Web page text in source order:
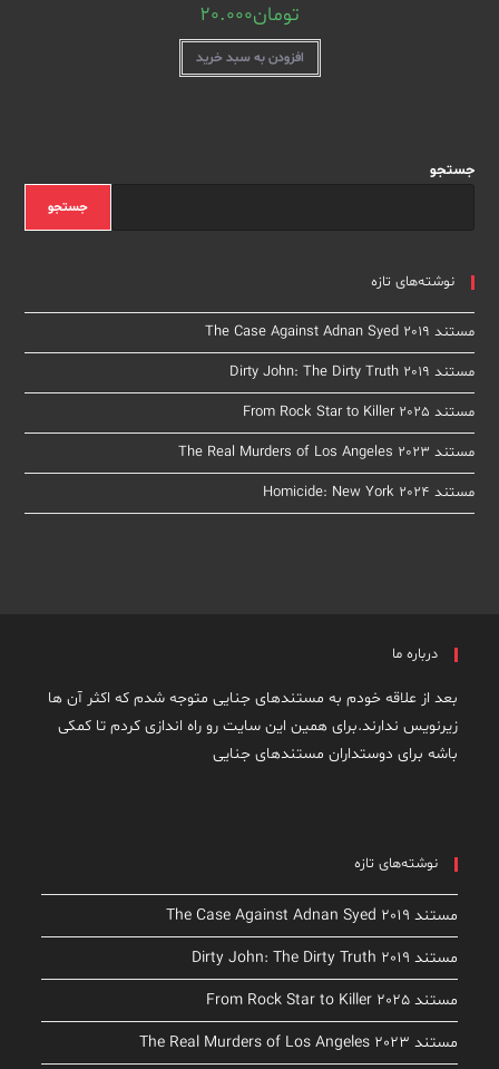
تومان20.000
افزودن به سبد خرید
جستجو
جستجو
نوشته‌های تازه
مستند The Case Against Adnan Syed 2019
مستند Dirty John: The Dirty Truth 2019
مستند From Rock Star to Killer 2025
مستند The Real Murders of Los Angeles 2023
مستند Homicide: New York 2024
درباره ما
بعد از علاقه خودم به مستندهای جنایی متوجه شدم که اکثر آن ها
زیرنویس ندارند.برای همین این سایت رو راه اندازی کردم تا کمکی
باشه برای دوستداران مستندهای جنایی
نوشته‌های تازه
مستند The Case Against Adnan Syed 2019
مستند Dirty John: The Dirty Truth 2019
مستند From Rock Star to Killer 2025
مستند The Real Murders of Los Angeles 2023